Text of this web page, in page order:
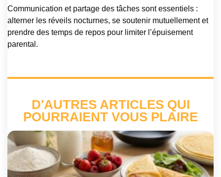
Communication et partage des tâches sont essentiels :
alterner les réveils nocturnes, se soutenir mutuellement et
prendre des temps de repos pour limiter l’épuisement
parental.
D'AUTRES ARTICLES QUI
POURRAIENT VOUS PLAIRE